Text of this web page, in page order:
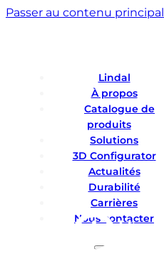
Passer au contenu principal
Lindal
À propos
Catalogue de
produits
Solutions
3D Configurator
Actualités
Durabilité
Carrières
Nous contacter